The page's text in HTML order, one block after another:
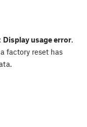
Display usage error.
factory reset has